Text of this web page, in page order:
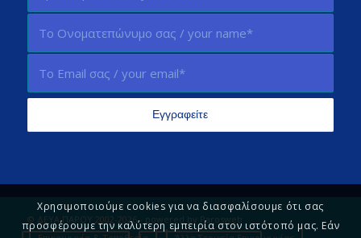
© ΔΕΥΑ ΠΑΡΟΥ 2002-2026 - powered by Parosweb
Χρησιμοποιούμε cookies για να διασφαλίσουμε ότι σας
προσφέρουμε την καλύτερη εμπειρία στον ιστότοπό μας. Εάν